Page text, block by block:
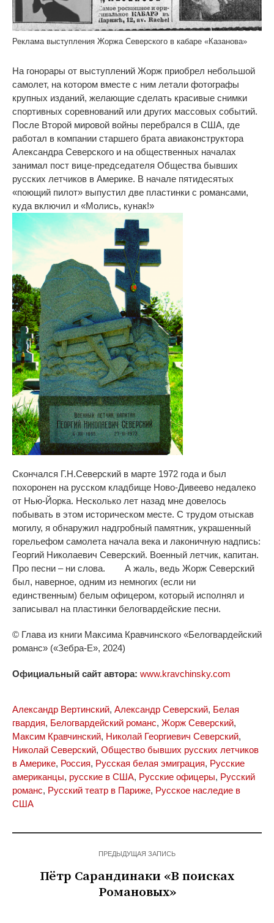
Реклама выступления Жоржа Северского в кабаре «Казанова»
На гонорары от выступлений Жорж приобрел небольшой
самолет, на котором вместе с ним летали фотографы
крупных изданий, желающие сделать красивые снимки
спортивных соревнований или других массовых событий.
После Второй мировой войны перебрался в США, где
работал в компании старшего брата авиаконструктора
Александра Северского и на общественных началах
занимал пост вице-председателя Общества бывших
русских летчиков в Америке. В начале пятидесятых
«поющий пилот» выпустил две пластинки с романсами,
куда включил и «Молись, кунак!»
Скончался Г.Н.Северский в марте 1972 года и был
похоронен на русском кладбище Ново-Дивеево недалеко
от Нью-Йорка. Несколько лет назад мне довелось
побывать в этом историческом месте. С трудом отыскав
могилу, я обнаружил надгробный памятник, украшенный
горельефом самолета начала века и лаконичную надпись:
Георгий Николаевич Северский. Военный летчик, капитан.
Про песни – ни слова. А жаль, ведь Жорж Северский
был, наверное, одним из немногих (если ни
единственным) белым офицером, который исполнял и
записывал на пластинки белогвардейские песни.
© Глава из книги Максима Кравчинского «Белогвардейский
романс» («Зебра-Е», 2024)
Официальный сайт автора: www.kravchinsky.com
Александр Вертинский, Александр Северский, Белая
гвардия, Белогвардейский романс, Жорж Северский,
Максим Кравчинский, Николай Георгиевич Северский,
Николай Северский, Общество бывших русских летчиков
в Америке, Россия, Русская белая эмиграция, Русские
американцы, русские в США, Русские офицеры, Русский
романс, Русский театр в Париже, Русское наследие в
США
ПРЕДЫДУЩАЯ ЗАПИСЬ
Пётр Сарандинаки «В поисках
Романовых»